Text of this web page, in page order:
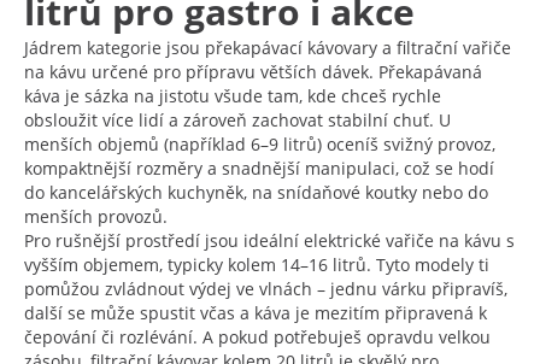
litrů pro gastro i akce
Jádrem kategorie jsou překapávací kávovary a filtrační vařiče
na kávu určené pro přípravu větších dávek. Překapávaná
káva je sázka na jistotu všude tam, kde chceš rychle
obsloužit více lidí a zároveň zachovat stabilní chuť. U
menších objemů (například 6–9 litrů) oceníš svižný provoz,
kompaktnější rozměry a snadnější manipulaci, což se hodí
do kancelářských kuchyněk, na snídaňové koutky nebo do
menších provozů.
Pro rušnější prostředí jsou ideální elektrické vařiče na kávu s
vyšším objemem, typicky kolem 14–16 litrů. Tyto modely ti
pomůžou zvládnout výdej ve vlnách – jednu várku připravíš,
další se může spustit včas a káva je mezitím připravená k
čepování či rozlévání. A pokud potřebuješ opravdu velkou